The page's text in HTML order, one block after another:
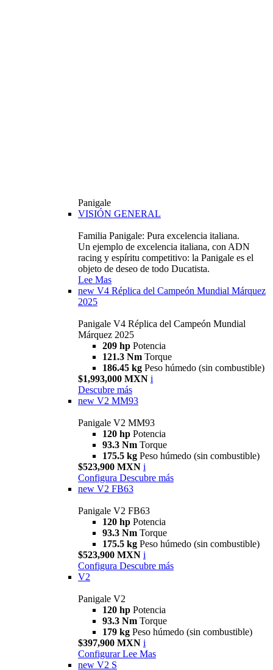
Panigale
VISIÓN GENERAL
Familia Panigale: Pura excelencia italiana.
Un ejemplo de excelencia italiana, con ADN
racing y espíritu competitivo: la Panigale es el
objeto de deseo de todo Ducatista.
Lee Mas
new V4 Réplica del Campeón Mundial Márquez
2025
Panigale V4 Réplica del Campeón Mundial
Márquez 2025
209 hp Potencia
121.3 Nm Torque
186.45 kg Peso húmedo (sin combustible)
$1,993,000 MXN i
Descubre más
new V2 MM93
Panigale V2 MM93
120 hp Potencia
93.3 Nm Torque
175.5 kg Peso húmedo (sin combustible)
$523,900 MXN i
Configura Descubre más
new V2 FB63
Panigale V2 FB63
120 hp Potencia
93.3 Nm Torque
175.5 kg Peso húmedo (sin combustible)
$523,900 MXN i
Configura Descubre más
V2
Panigale V2
120 hp Potencia
93.3 Nm Torque
179 kg Peso húmedo (sin combustible)
$397,900 MXN i
Configurar Lee Mas
new V2 S